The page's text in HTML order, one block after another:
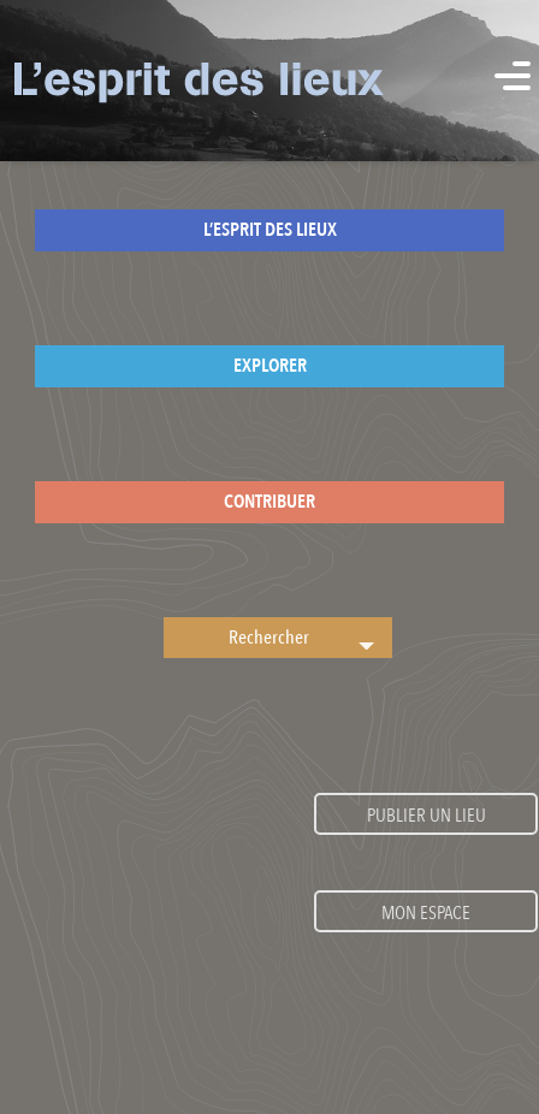
L’ESPRIT DES LIEUX
EXPLORER
CONTRIBUER
PUBLIER UN LIEU
MON ESPACE